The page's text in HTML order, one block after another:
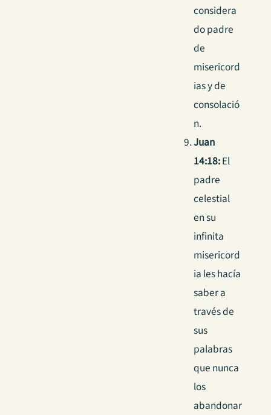
considera
do padre
de
misericord
ias y de
consolació
n.
Juan
14:18:El
padre
celestial
en su
infinita
misericord
ia les hacía
saber a
través de
sus
palabras
que nunca
los
abandonar